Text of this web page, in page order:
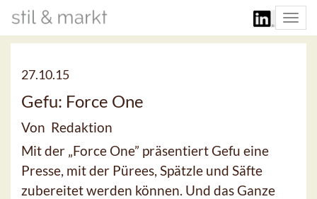
27.10.15
Gefu: Force One
Von Redaktion
Mit der „Force One” präsentiert Gefu eine
Presse, mit der Pürees, Spätzle und Säfte
zubereitet werden können. Und das Ganze